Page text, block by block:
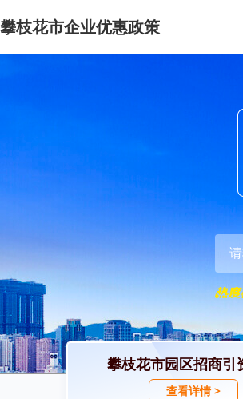
攀枝花市企业优惠政策
攀枝花市园区招商引
查看详情 >